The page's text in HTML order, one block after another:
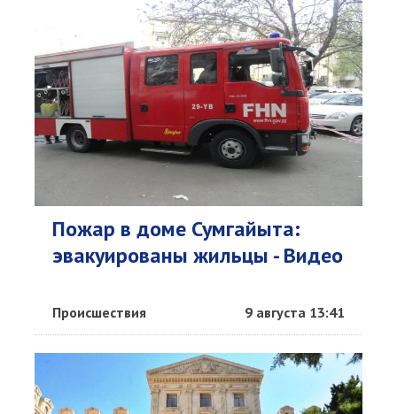
Пожар в доме Сумгайыта:
эвакуированы жильцы - Видео
Происшествия 9 августа 13:41